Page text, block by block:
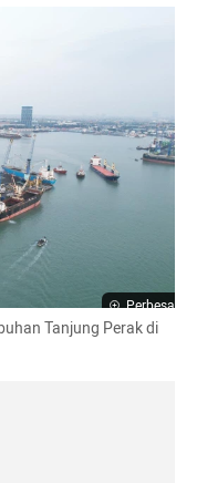
Perbesar
Tanjung Perak di